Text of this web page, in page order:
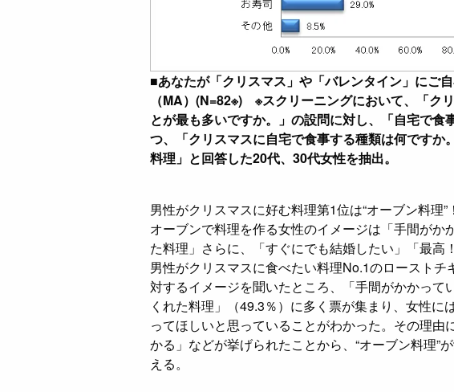
■あなたが「クリスマス」や「バレンタイン」にご
（MA）(N=82※) ※スクリーニングにおいて、「ク
とが最も多いですか。」の設問に対し、「自宅で食
つ、「クリスマスに自宅で食事する種類は何ですか
料理」と回答した20代、30代女性を抽出。
男性がクリスマスに好む料理第1位は“オーブン料理”！
オーブンで料理を作る女性のイメージは「手間がか
た料理」さらに、「すぐにでも結婚したい」「最高
男性がクリスマスに食べたい料理No.1のローストチ
対するイメージを聞いたところ、「手間がかかって
くれた料理」（49.3％）に多く票が集まり、女性に
ってほしいと思っていることがわかった。その理由
かる」などが挙げられたことから、“オーブン料理”
える。